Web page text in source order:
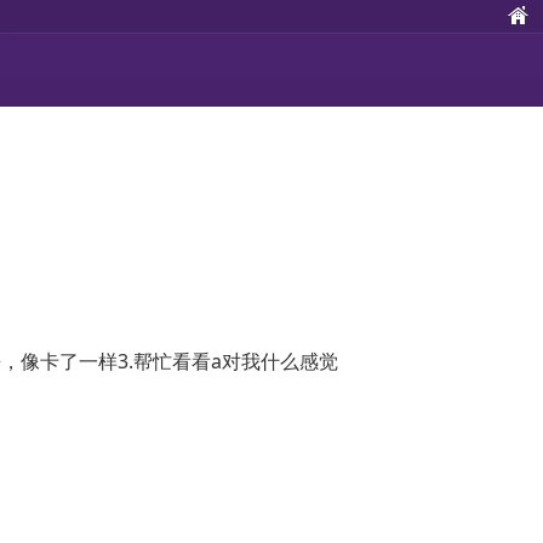
像卡了一样3.帮忙看看a对我什么感觉